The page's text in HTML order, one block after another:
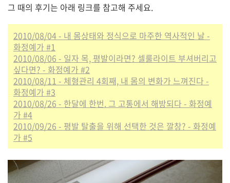
그 때의 후기는 아래 링크를 참고해 주세요.
2010/08/04 - 내 몸상태와 정식으로 마주한 역사적인 날 -
화정예가 #1
2010/08/06 - 일자 목, 평발이라면? 셀룰라이트 부셔버리고
싶다면? - 화정예가 #2
2010/08/11 - 체형관리 4회째, 내 몸의 변화가 느껴진다 -
화정예가 #3
2010/08/26 - 한달에 한번. 그 고통에서 해방되다 - 화정예
가 #4
2010/09/26 - 평발 탈출을 위해 선택한 것은 깔창? - 화정예
가 #5